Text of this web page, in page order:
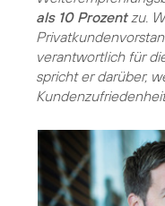
als 10 Prozentzu.
verantwortlich für
spricht er darüber,